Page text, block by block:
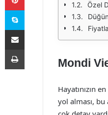
Özel
Mondi
Hayatınızın
yol alması,
Skype
E-Posta ile paylaş